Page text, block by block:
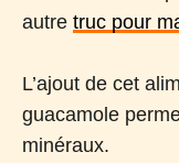
autre truc pour
L’ajout de cet
guacamole
minéraux.